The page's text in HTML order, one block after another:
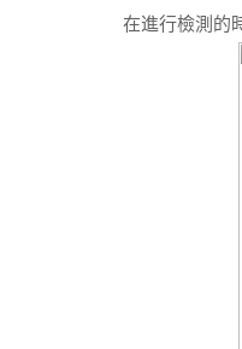
在進行檢測的時